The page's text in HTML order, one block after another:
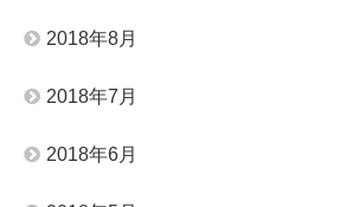
2018年8月
2018年7月
2018年6月